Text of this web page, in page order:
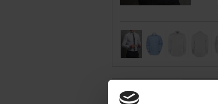
Produkt niedostępny